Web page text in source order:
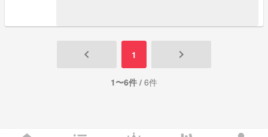
keyboard_arrow_left 1 keyboard_arrow_right
1〜6件 / 6件